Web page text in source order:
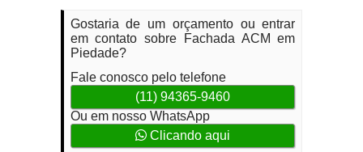
Gostaria de um orçamento ou entrar
em contato sobre Fachada ACM em
Piedade?
Fale conosco pelo telefone
(11) 94365-9460
Ou em nosso WhatsApp
Clicando aqui